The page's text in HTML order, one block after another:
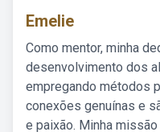
Emelie
Como mentor, minha
desenvolvimento dos
empregando métodos
conexões genuínas e
e paixão. Minha